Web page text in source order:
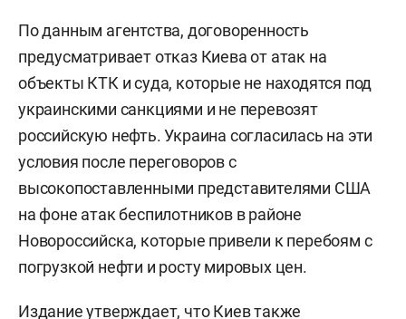
По данным агентства, договоренность
предусматривает отказ Киева от атак на
объекты КТК и суда, которые не находятся под
украинскими санкциями и не перевозят
российскую нефть. Украина согласилась на эти
условия после переговоров с
высокопоставленными представителями США
на фоне атак беспилотников в районе
Новороссийска, которые привели к перебоям с
погрузкой нефти и росту мировых цен.
Издание утверждает, что Киев также